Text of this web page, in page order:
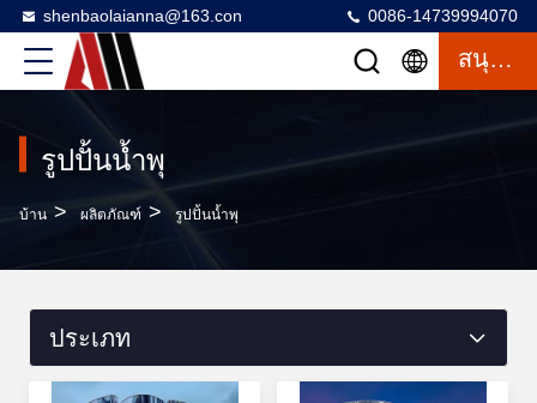
shenbaolaianna@163.con 0086-14739994070
สนุกสนาน
รูปปั้นน้ำพุ
บ้าน > ผลิตภัณฑ์ > รูปปั้นน้ำพุ
ประเภท